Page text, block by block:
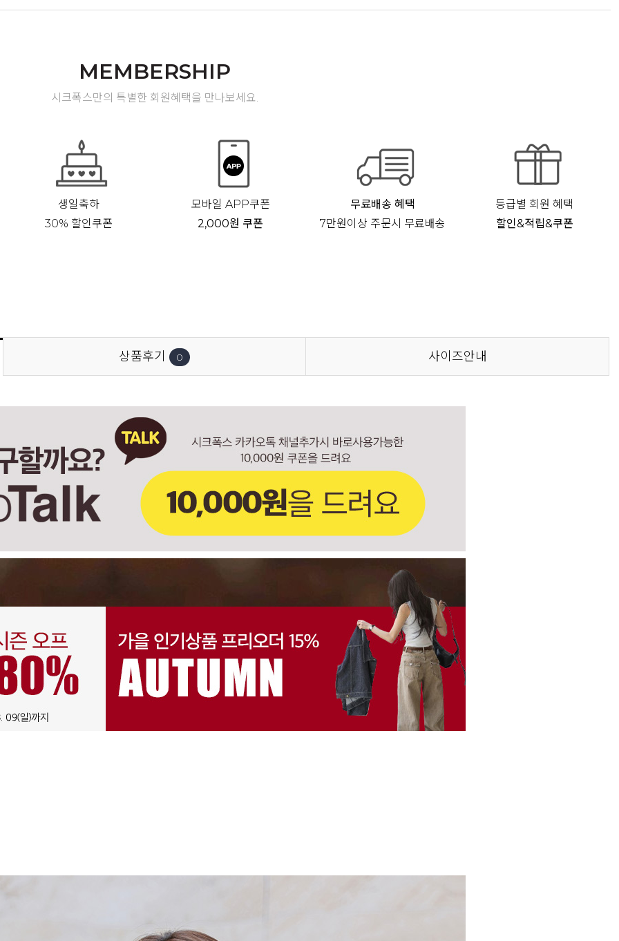
MEMBERSHIP
시크폭스만의 특별한 회원혜택을 만나보세요.
생일축하
30% 할인쿠폰
모바일 APP쿠폰
2,000원 쿠폰
무료배송 혜택
7만원이상 주문시 무료배송
등급별 회원 혜택
할인&적립&쿠폰
상품후기 0 사이즈안내